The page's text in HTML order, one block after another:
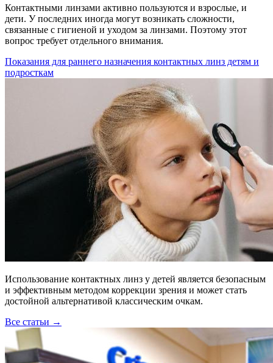
Контактными линзами активно пользуются и взрослые, и
дети. У последних иногда могут возникать сложности,
связанные с гигиеной и уходом за линзами. Поэтому этот
вопрос требует отдельного внимания.
Показания для раннего назначения контактных линз детям и
подросткам
Использование контактных линз у детей является безопасным
и эффективным методом коррекции зрения и может стать
достойной альтернативой классическим очкам.
Все статьи →